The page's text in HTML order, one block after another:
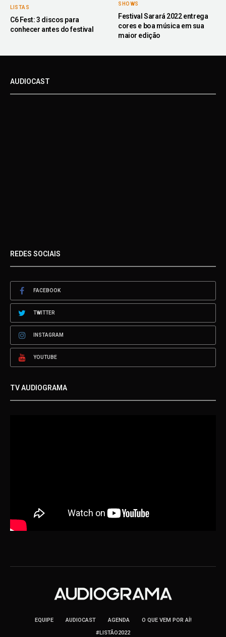
LISTAS
C6 Fest: 3 discos para
conhecer antes do festival
SHOWS
Festival Sarará 2022 entrega
cores e boa música em sua
maior edição
AUDIOCAST
REDES SOCIAIS
FACEBOOK
TWITTER
INSTAGRAM
YOUTUBE
TV AUDIOGRAMA
EQUIPE AUDIOCAST AGENDA
O QUE VEM POR AÍ!
#LISTÃO2022